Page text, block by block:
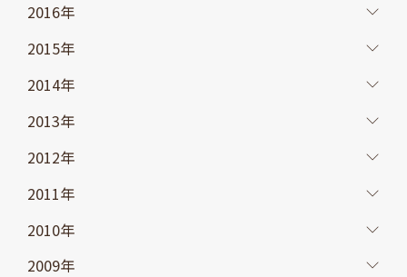
2016年
2015年
2014年
2013年
2012年
2011年
2010年
2009年